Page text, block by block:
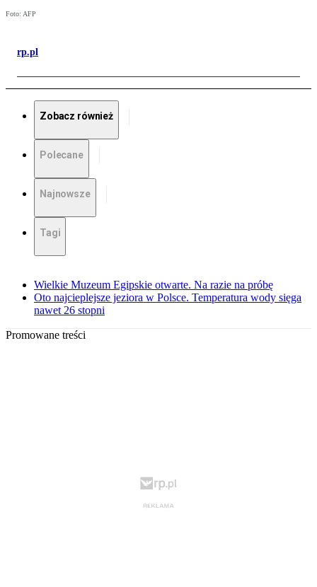
Foto: AFP
rp.pl
Zobacz również
Polecane
Najnowsze
Tagi
Wielkie Muzeum Egipskie otwarte. Na razie na próbę
Oto najcieplejsze jeziora w Polsce. Temperatura wody sięga
nawet 26 stopni
Promowane treści